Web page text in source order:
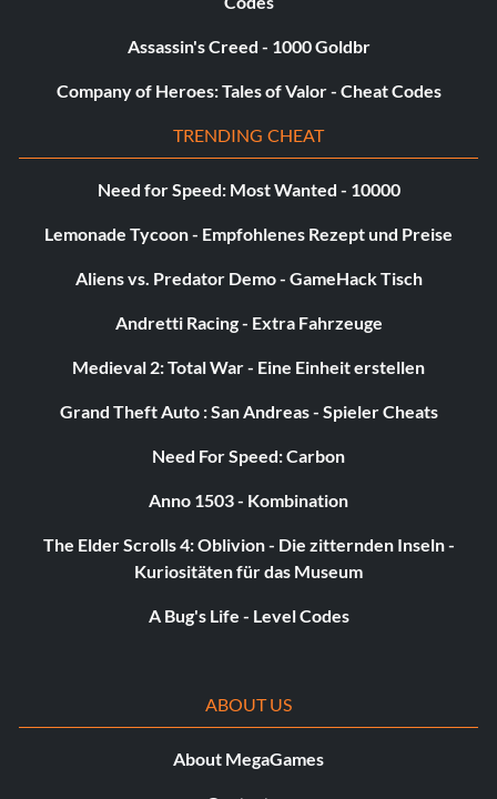
Zielsetzung: Beende Level 2 - Times Square Off
Für mich, meine X-Men (Bronze)
Mutanten (Einzelspieler)
Zielsetzung: Spielen Sie als Agent Coulson
Avengers Montiert (Silber)
Ich bin immer wütend! (Silber)
Assassin's Creed - 1000 Goldbr
Company of Heroes: Tales of Valor - Cheat Codes
TRENDING CHEAT
Need for Speed: Most Wanted - 10000
Lemonade Tycoon - Empfohlenes Rezept und Preise
Aliens vs. Predator Demo - GameHack Tisch
Andretti Racing - Extra Fahrzeuge
Medieval 2: Total War - Eine Einheit erstellen
Grand Theft Auto : San Andreas - Spieler Cheats
Need For Speed: Carbon
Anno 1503 - Kombination
The Elder Scrolls 4: Oblivion - Die zitternden Inseln -
Kuriositäten für das Museum
A Bug's Life - Level Codes
ABOUT US
About MegaGames